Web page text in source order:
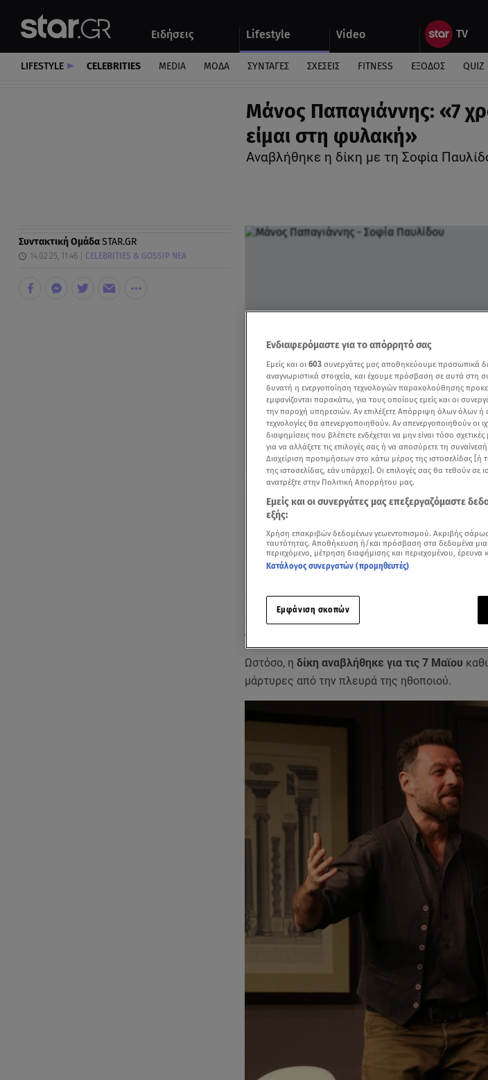
Ειδήσεις Lifestyle Video
Αυτοκίνητο
LIFESTYLE CELEBRITIES MEDIA ΜΟΔΑ ΣΥΝΤΑΓΕΣ ΣΧΕΣΕΙΣ FITNESS ΕΞΟΔΟΣ QUIZ
Μάνος Παπαγιάννης: «7
είμαι στη φυλακή»
Αναβλήθηκε η δίκη με τη Σοφία
Συντακτική ΟμάδαSTAR.GR
14.02.25, 11:46 CELEBRITIES & GOSSIP ΝΕΑ
Οι δηλώσεις του Μάνου Παπαγιάννη στις κάμερες/ βίντεο Το
Δείτε περισσότερα άρθρα μας στα
Add star.gr on
δικαστήρια. Οι δύο ηθοποιοί έδωσαν το
απόφασης, κατά την οποία ο Μάνος
φυλάκισης 4 μηνών με αναστολή.
Ωστόσο, η δίκη αναβλήθηκε για τις 7 Μαϊου
μάρτυρες από την πλευρά της ηθοποιού.
Ενδιαφερόμαστε για το απόρρητό σας
Εμείς και οι 603 συνεργάτες μας αποθηκεύουμε προσωπικά
αναγνωριστικά στοιχεία, και έχουμε πρόσβαση σε αυτά στη
δυνατή η ενεργοποίηση τεχνολογιών παρακολούθησης
εμφανίζονται παρακάτω, για τους οποίους εμείς και οι
την παροχή υπηρεσιών. Αν επιλέξετε Απόρριψη όλων όλων
τεχνολογίες θα απενεργοποιηθούν. Αν απενεργοποιηθούν οι
διαφημίσεις που βλέπετε ενδέχεται να μην είναι τόσο
για να αλλάξετε τις επιλογές σας ή να αποσύρετε τη
Διαχείριση προτιμήσεων στο κάτω μέρος της ιστοσελίδας
της ιστοσελίδας, εάν υπάρχει]. Οι επιλογές σας θα τεθούν σε
ανατρέξτε στην Πολιτική Απορρήτου μας.
Εμείς και οι συνεργάτες μας επεξεργαζόμαστε
εξής:
Χρήση επακριβών δεδομένων γεωεντοπισμού. Ακριβής
ταυτότητας. Αποθήκευση ή/και πρόσβαση στα δεδομένα
περιεχόμενο, μέτρηση διαφήμισης και περιεχομένου, έρευνα
Κατάλογος συνεργατών (προμηθευτές)
Εμφάνιση σκοπών